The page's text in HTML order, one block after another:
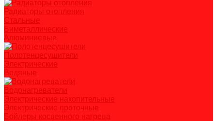
Радиаторы отопления
Стальные
Биметаллические
Алюминиевые
Полотенцесушители
Электрические
Водяные
Водонагреватели
Электрические накопительные
Электрические проточные
Бойлеры косвенного нагрева